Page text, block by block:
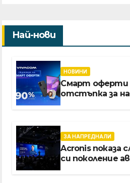
Най-нови
НОВИНИ
Смарт оферти
отстъпка за
ЗА НАПРЕДНАЛИ
Acronis показа
си поколение